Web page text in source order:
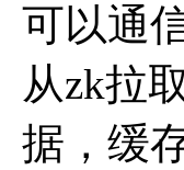
可以通
从zk拉
据，缓